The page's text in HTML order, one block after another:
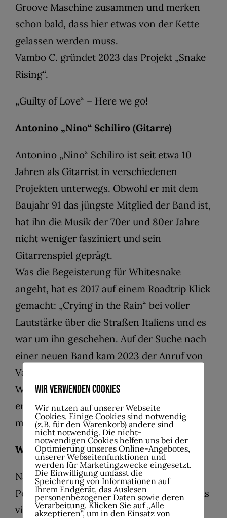
Groove Maschine zusammen und merken
schon bald, dass hier etwas von der Kette
gelassen werden muss.
Vambo C. gründet 2023 das Projekt „Snake
Rising“.
„Guilty of Love“ – Here we go!
Antonino „Nino“ Schiliro (Gitarre)
Antonino „Nino“ Schiliro ist seit etwa 10
Jahren als Gitarrist in verschiedenen
Projekten unterwegs. Obwohl er mit dem
Baujahr 91 das jüngste Mitglied der Band ist,
hat ihn die Musik der 70er und 80er Jahre
nicht weniger fasziniert und sein
Gitarrenspiel geprägt.
Was die Begeisterung für Whitesnake
angeht, hat es 2017 auf einem Roadtrip Klick
gemacht: „Crying in the Rain“ bei voller
Lautstärke über die Straßen Italiens und es
war um ihn geschehen. Auf der Suche nach
einer neuen Band kam 2023 der Anruf von
Vambo C. Tischer: „Interesse an einer
Whitesnake Tributeband?“ — Nach der
ersten gemeinsamen Probe war klar: Das
muss es sein!
Werner (Keyboard)
Nach vielen Jahren in verschiedenen
Pop/Rock Cover-Bands ist Werner 2023 als
vierter Einstieg dort angekommen, wo er
Wir verwenden Cookies
Wir nutzen auf unserer Webseite
Cookies. Einige Cookies sind notwendig
(z.B. für den Warenkorb) andere sind
nicht notwendig. Die nicht-
notwendigen Cookies helfen uns bei der
Optimierung unseres Online-Angebotes,
unserer Webseitenfunktionen und
werden für Marketingzwecke eingesetzt.
Die Einwilligung umfasst die
Speicherung von Informationen auf
Ihrem Endgerät, das Auslesen
personenbezogener Daten sowie deren
Verarbeitung. Klicken Sie auf „Alle
akzeptieren“, um in den Einsatz von